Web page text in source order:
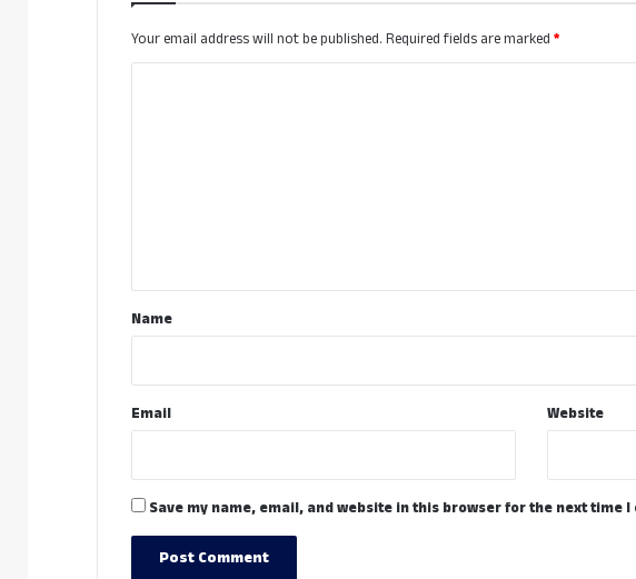
Your email address will not be published. Required fields are marked *
*Name
Email Website
Save my name, email, and website in this browser for the next time I